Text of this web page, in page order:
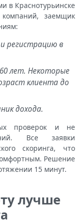
в Краснотурьинске
заемщик
регистрацию в
лет. Некоторые
клиента до
дохода.
проверок и не
Все заявки
скоринга, что
Решение
15 минут.
лучше